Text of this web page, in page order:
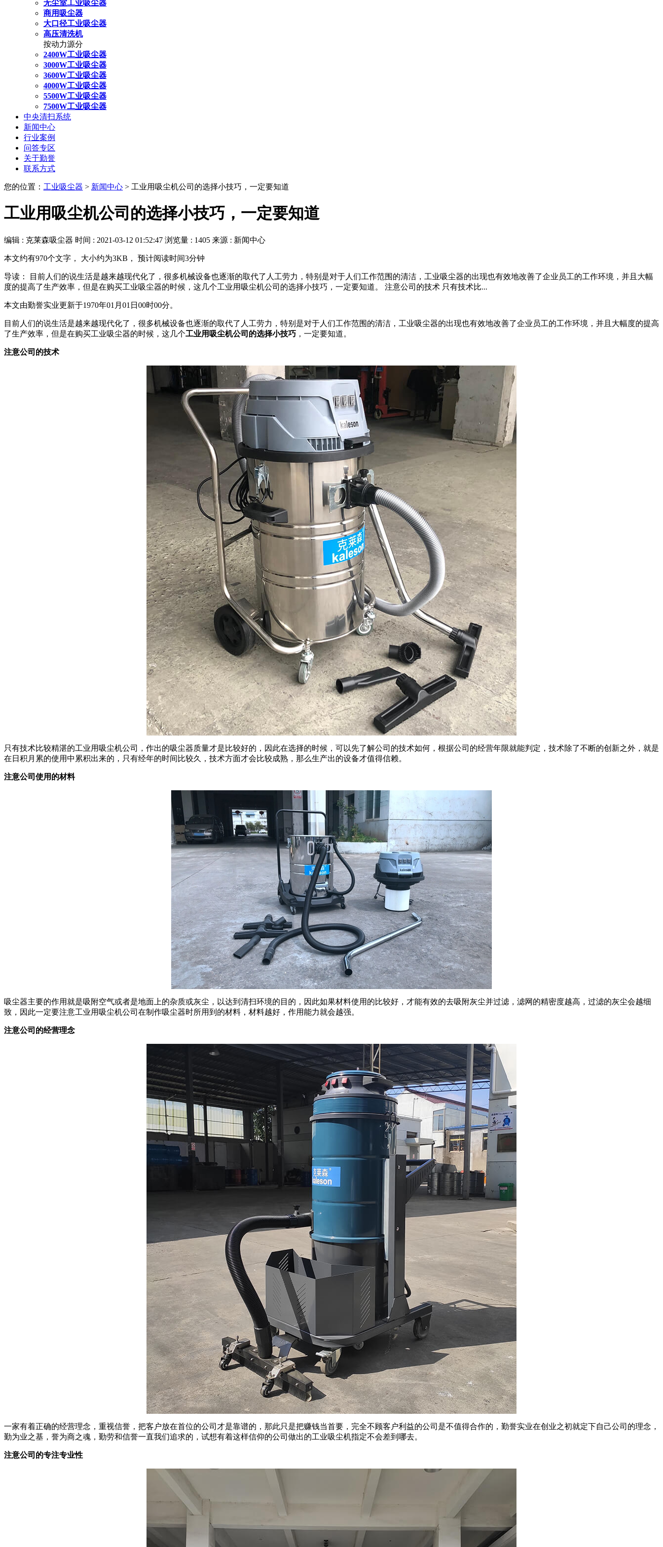
无尘室工业吸尘器
商用吸尘器
大口径工业吸尘器
高压清洗机
按动力源分
2400W工业吸尘器
3000W工业吸尘器
3600W工业吸尘器
4000W工业吸尘器
5500W工业吸尘器
7500W工业吸尘器
中央清扫系统
新闻中心
行业案例
问答专区
关于勤誉
联系方式
您的位置： 工业吸尘器 > 新闻中心 > 工业用吸尘机公司的选择小技巧，一定要知道
工业用吸尘机公司的选择小技巧，一定要知道
编辑 : 克莱森吸尘器 时间 : 2021-03-12 01:52:47 浏览量 : 1405 来源 : 新闻中心
本文约有970个文字， 大小约为3KB， 预计阅读时间3分钟
导读： 目前人们的说生活是越来越现代化了，很多机械设备也逐渐的取代了人工劳力，特别是对于人们工作范围的清洁，工业吸尘器的出现也有效地改善了企业员工的工作环境，并且大幅
度的提高了生产效率，但是在购买工业吸尘器的时候，这几个工业用吸尘机公司的选择小技巧，一定要知道。 注意公司的技术 只有技术比...
本文由勤誉实业更新于1970年01月01日00时00分。
目前人们的说生活是越来越现代化了，很多机械设备也逐渐的取代了人工劳力，特别是对于人们工作范围的清洁，工业吸尘器的出现也有效地改善了企业员工的工作环境，并且大幅度的提高
了生产效率，但是在购买工业吸尘器的时候，这几个工业用吸尘机公司的选择小技巧 ，一定要知道。
注意公司的技术
只有技术比较精湛的工业用吸尘机公司，作出的吸尘器质量才是比较好的，因此在选择的时候，可以先了解公司的技术如何，根据公司的经营年限就能判定，技术除了不断的创新之外，就是
在日积月累的使用中累积出来的，只有经年的时间比较久，技术方面才会比较成熟，那么生产出的设备才值得信赖。
注意公司使用的材料
吸尘器主要的作用就是吸附空气或者是地面上的杂质或灰尘，以达到清扫环境的目的，因此如果材料使用的比较好，才能有效的去吸附灰尘并过滤，滤网的精密度越高，过滤的灰尘会越细
致，因此一定要注意工业用吸尘机公司在制作吸尘器时所用到的材料，材料越好，作用能力就会越强。
注意公司的经营理念
一家有着正确的经营理念，重视信誉，把客户放在首位的公司才是靠谱的，那此只是把赚钱当首要，完全不顾客户利益的公司是不值得合作的，勤誉实业在创业之初就定下自己公司的理念，
勤为业之基，誉为商之魂，勤劳和信誉一直我们追求的，试想有着这样信仰的公司做出的工业吸尘机指定不会差到哪去。
注意公司的专注专业性